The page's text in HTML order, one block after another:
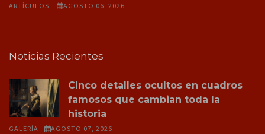
ARTÍCULOS AGOSTO 06, 2026
Noticias Recientes
Cinco detalles ocultos en cuadros
famosos que cambian toda la
historia
GALERÍA AGOSTO 07, 2026